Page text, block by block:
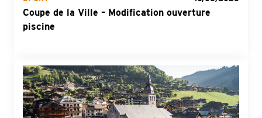
Coupe de la Ville – Modification ouverture
piscine